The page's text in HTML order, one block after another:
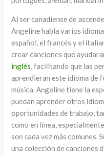
Al ser canadiense de
Angeline habla varios
español, el francés y el
crear canciones que
inglés, facilitando que las
aprendieran este idioma de
música. Angeline tiene la
puedan aprender otros
oportunidades de trabajo,
como en línea,
son cada vez más comunes.
una colección de canciones